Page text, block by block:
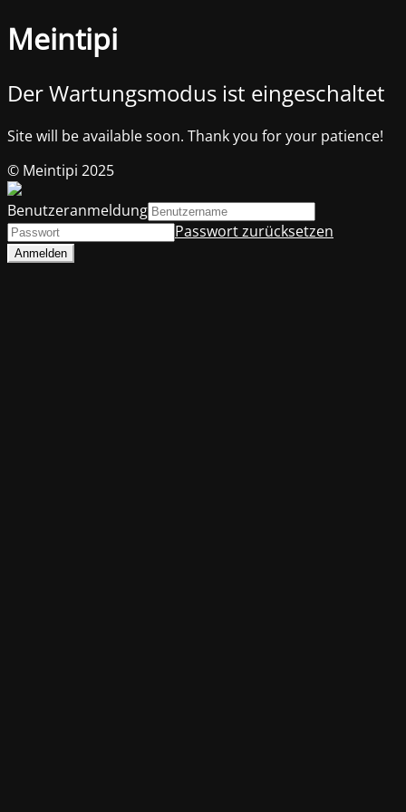
Meintipi
Der Wartungsmodus ist eingeschaltet
Site will be available soon. Thank you for your patience!
© Meintipi 2025
Benutzeranmeldung
Passwort zurücksetzen